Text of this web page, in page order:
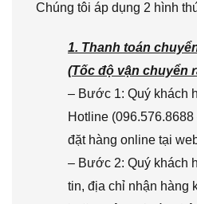
Chúng tôi áp dụng 2 hình
1. Thanh toán
(Tốc độ vận chuyển
– Bước 1: Quý khách
Hotline
đặt hàng online tại
– Bước 2: Quý khách
tin, địa chỉ nhận hàng